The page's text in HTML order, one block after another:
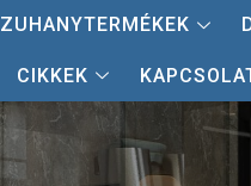
ZUHANYTERMÉKEK
CIKKEK